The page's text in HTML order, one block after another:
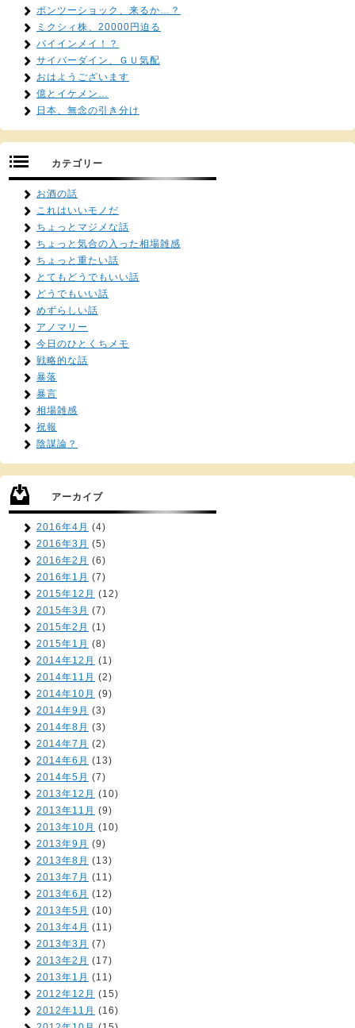
ポンツーショック、来るか…？
ミクシィ株、20000円迫る
バイインメイ！？
サイバーダイン、ＧＵ気配
おはようございます
億とイケメン…
日本、無念の引き分け
カテゴリー
お酒の話
これはいいモノだ
ちょっとマジメな話
ちょっと気合の入った相場雑感
ちょっと重たい話
とてもどうでもいい話
どうでもいい話
めずらしい話
アノマリー
今日のひとくちメモ
戦略的な話
暴落
暴言
相場雑感
祝報
陰謀論？
アーカイブ
2016年4月 (4)
2016年3月 (5)
2016年2月 (6)
2016年1月 (7)
2015年12月 (12)
2015年3月 (7)
2015年2月 (1)
2015年1月 (8)
2014年12月 (1)
2014年11月 (2)
2014年10月 (9)
2014年9月 (3)
2014年8月 (3)
2014年7月 (2)
2014年6月 (13)
2014年5月 (7)
2013年12月 (10)
2013年11月 (9)
2013年10月 (10)
2013年9月 (9)
2013年8月 (13)
2013年7月 (11)
2013年6月 (12)
2013年5月 (10)
2013年4月 (11)
2013年3月 (7)
2013年2月 (17)
2013年1月 (11)
2012年12月 (15)
2012年11月 (16)